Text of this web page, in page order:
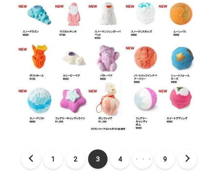
1 2 3 4 ・・・ 9